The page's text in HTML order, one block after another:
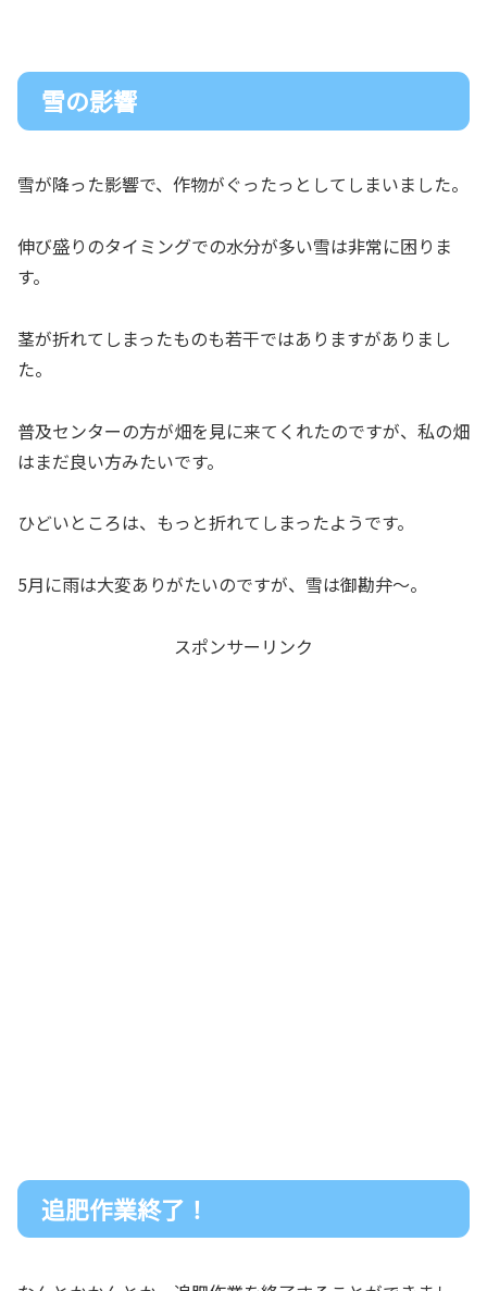
雪の影響
雪が降った影響で、作物がぐったっとしてしまいました。
伸び盛りのタイミングでの水分が多い雪は非常に困りま
す。
茎が折れてしまったものも若干ではありますがありまし
た。
普及センターの方が畑を見に来てくれたのですが、私の畑
はまだ良い方みたいです。
ひどいところは、もっと折れてしまったようです。
5月に雨は大変ありがたいのですが、雪は御勘弁～。
スポンサーリンク
追肥作業終了！